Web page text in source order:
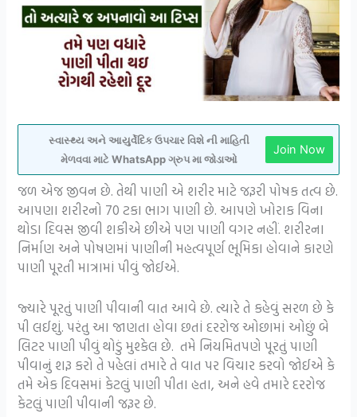
સ્વાસ્થ્ય અને આયુર્વેદિક ઉપચાર વિશે ની માહિતી
મેળવવા માટે WhatsApp ગ્રુપ મા જોડાઓ
Join Now
જળ એજ જીવન છે. તેથી પાણી એ શરીર માટે જરૂરી પોષક તત્વ છે.
આપણા શરીરનો 70 ટકા ભાગ પાણી છે. આપણે ખોરાક વિના
થોડા દિવસ જીવી શકીએ છીએ પણ પાણી વગર નહીં. શરીરના
નિર્માણ અને પોષણમાં પાણીની મહત્વપૂર્ણ ભૂમિકા હોવાને કારણે
પાણી પૂરતી માત્રામાં પીવું જોઈએ.
જ્યારે પૂરતું પાણી પીવાની વાત આવે છે. ત્યારે તે કહેવું સરળ છે કે
પી લઈશું. પરંતુ આ જાણતા હોવા છતાં દરરોજ ઓછામાં ઓછું બે
લિટર પાણી પીવું થોડું મુશ્કેલ છે. તમે નિયમિતપણે પૂરતું પાણી
પીવાનું શરૂ કરો તે પહેલાં તમારે તે વાત પર વિચાર કરવો જોઈએ કે
તમે એક દિવસમાં કેટલું પાણી પીતા હતા, અને હવે તમારે દરરોજ
કેટલું પાણી પીવાની જરૂર છે.